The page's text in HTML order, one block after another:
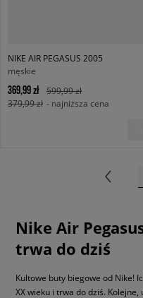
NIKE AIR PEGASUS 2005
męskie
369,99 zł
599,99 zł
379,99 zł - najniższa cena
Nike Air
trwa do dziś
Kultowe buty biegowe od Nike!
XX wieku i trwa do dziś.